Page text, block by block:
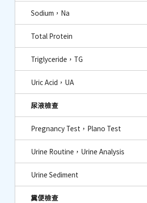
Sodium，Na
Total Protein
Triglyceride，TG
Uric Acid，UA
尿液檢查
Pregnancy Test，Plano Test
Urine Routine，Urine Analysis
Urine Sediment
糞便檢查